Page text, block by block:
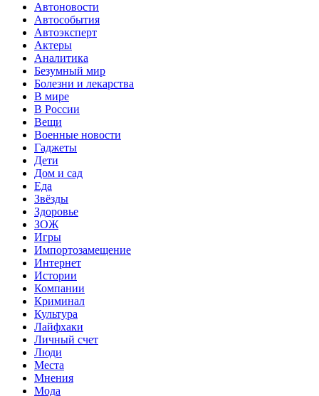
Автоновости
Автособытия
Автоэксперт
Актеры
Аналитика
Безумный мир
Болезни и лекарства
В мире
В России
Вещи
Военные новости
Гаджеты
Дети
Дом и сад
Еда
Звёзды
Здоровье
ЗОЖ
Игры
Импортозамещение
Интернет
Истории
Компании
Криминал
Культура
Лайфхаки
Личный счет
Люди
Места
Мнения
Мода